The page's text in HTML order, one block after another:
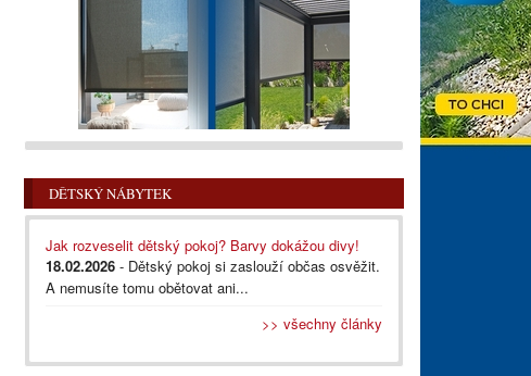
DĚTSKÝ NÁBYTEK
Jak rozveselit dětský pokoj? Barvy dokážou divy!
18.02.2026 - Dětský pokoj si zaslouží občas osvěžit.
A nemusíte tomu obětovat ani...
>> všechny články